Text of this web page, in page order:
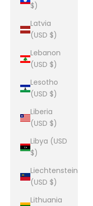
$)
Latvia
(USD $)
Lebanon
(USD $)
Lesotho
(USD $)
Liberia
(USD $)
Libya (USD
$)
Liechtenstein
(USD $)
Lithuania